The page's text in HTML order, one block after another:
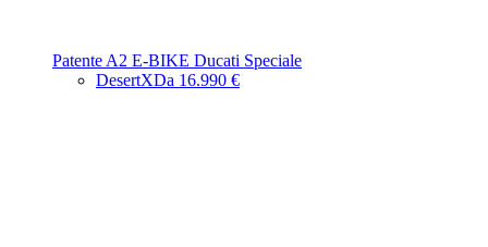
Patente A2 E-BIKE Ducati Speciale
DesertXDa 16.990 €